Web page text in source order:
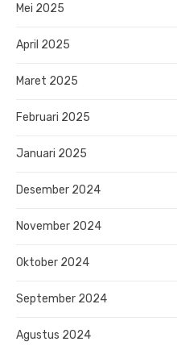
Mei 2025
April 2025
Maret 2025
Februari 2025
Januari 2025
Desember 2024
November 2024
Oktober 2024
September 2024
Agustus 2024